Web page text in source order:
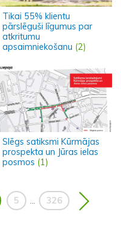
Tikai 55% klientu
pārslēguši līgumus par
atkritumu
apsaimniekošanu (2)
Slēgs satiksmi Kūrmājas
prospekta un Jūras ielas
posmos (1)
5 326